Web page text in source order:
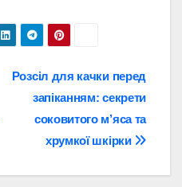
Розсіл для качки перед
запіканням: секрети
соковитого м’яса та
хрумкої шкірки